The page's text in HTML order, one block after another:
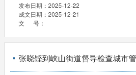
发布日期： 2025-12-22
成文日期： 2025-12-21
文 号：
张晓铿到峡山街道督导检查城市